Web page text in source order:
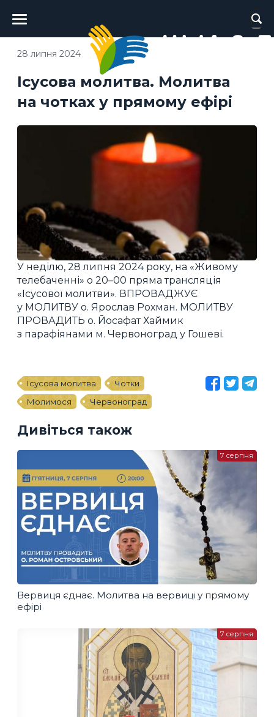
Головне
меню
Ісусова молитва. Молитва
на чотках у прямому ефірі
28 липня 2024
У неділю, 28 липня 2024 року, на «Живому
телебаченні» о 20–00 пряма трансляція
«Ісусової молитви». ВПРОВАДЖУЄ
у МОЛИТВУ о. Ярослав Рохман. МОЛИТВУ
ПРОВАДИТЬ о. Йосафат Хаймик
з парафіянами м. Червоноград у Гошеві.
Ісусова молитва
Чотки
Молимося
Червоноград
Дивіться також
Вервиця єднає. Молитва на вервиці у прямому
ефірі
7 серпня
7 серпня